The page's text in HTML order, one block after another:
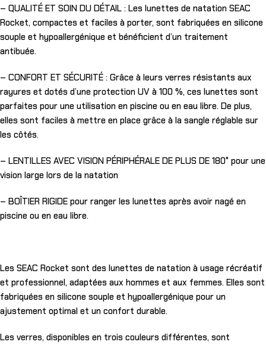
– QUALITÉ ET SOIN DU DÉTAIL : Les lunettes de natation SEAC
Rocket, compactes et faciles à porter, sont fabriquées en silicone
souple et hypoallergénique et bénéficient d’un traitement
antibuée.
– CONFORT ET SÉCURITÉ : Grâce à leurs verres résistants aux
rayures et dotés d’une protection UV à 100 %, ces lunettes sont
parfaites pour une utilisation en piscine ou en eau libre. De plus,
elles sont faciles à mettre en place grâce à la sangle réglable sur
les côtés.
– LENTILLES AVEC VISION PÉRIPHÉRALE DE PLUS DE 180° pour une
vision large lors de la natation
– BOÎTIER RIGIDE pour ranger les lunettes après avoir nagé en
piscine ou en eau libre.
Les SEAC Rocket sont des lunettes de natation à usage récréatif
et professionnel, adaptées aux hommes et aux femmes. Elles sont
fabriquées en silicone souple et hypoallergénique pour un
ajustement optimal et un confort durable.
Les verres, disponibles en trois couleurs différentes, sont